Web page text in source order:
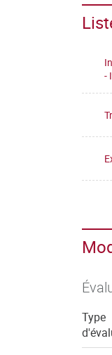
-
Type